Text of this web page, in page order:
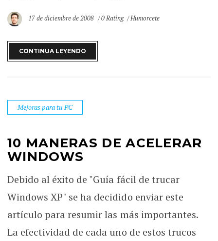
17 de diciembre de 2008 0 Rating Humorcete
CONTINUA LEYENDO
Mejoras para tu PC
10 MANERAS DE ACELERAR
WINDOWS
Debido al éxito de "Guía fácil de trucar
Windows XP" se ha decidido enviar este
artículo para resumir las más importantes.
La efectividad de cada uno de estos trucos